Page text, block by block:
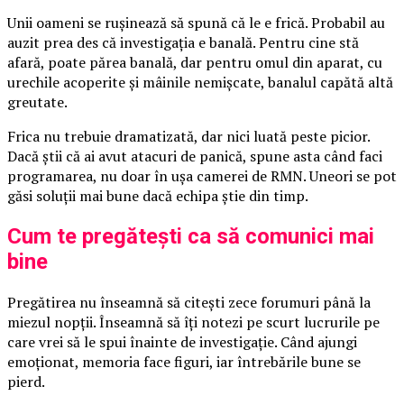
Unii oameni se rușinează să spună că le e frică. Probabil au
auzit prea des că investigația e banală. Pentru cine stă
afară, poate părea banală, dar pentru omul din aparat, cu
urechile acoperite și mâinile nemișcate, banalul capătă altă
greutate.
Frica nu trebuie dramatizată, dar nici luată peste picior.
Dacă știi că ai avut atacuri de panică, spune asta când faci
programarea, nu doar în ușa camerei de RMN. Uneori se pot
găsi soluții mai bune dacă echipa știe din timp.
Cum te pregătești ca să comunici mai
bine
Pregătirea nu înseamnă să citești zece forumuri până la
miezul nopții. Înseamnă să îți notezi pe scurt lucrurile pe
care vrei să le spui înainte de investigație. Când ajungi
emoționat, memoria face figuri, iar întrebările bune se
pierd.